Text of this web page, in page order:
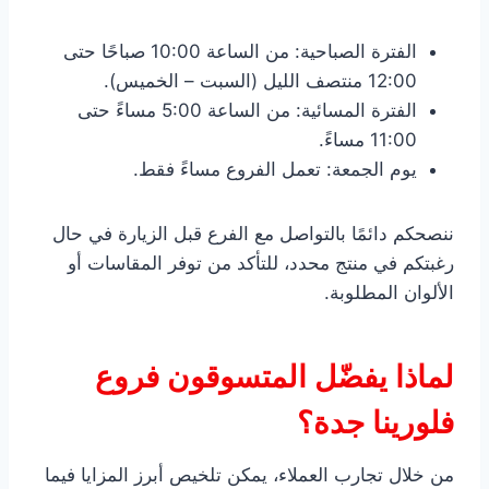
الفترة الصباحية: من الساعة 10:00 صباحًا حتى
12:00 منتصف الليل (السبت – الخميس).
الفترة المسائية: من الساعة 5:00 مساءً حتى
11:00 مساءً.
يوم الجمعة: تعمل الفروع مساءً فقط.
ننصحكم دائمًا بالتواصل مع الفرع قبل الزيارة في حال
رغبتكم في منتج محدد، للتأكد من توفر المقاسات أو
الألوان المطلوبة.
لماذا يفضّل المتسوقون فروع
فلورينا جدة؟
من خلال تجارب العملاء، يمكن تلخيص أبرز المزايا فيما